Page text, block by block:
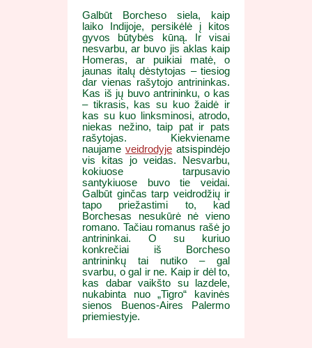
Galbūt Borcheso siela, kaip
laiko Indijoje, persikėlė į kitos
gyvos būtybės kūną. Ir visai
nesvarbu, ar buvo jis aklas kaip
Homeras, ar puikiai matė, o
jaunas italų dėstytojas – tiesiog
dar vienas rašytojo antrininkas.
Kas iš jų buvo antrininku, o kas
– tikrasis, kas su kuo žaidė ir
kas su kuo linksminosi, atrodo,
niekas nežino, taip pat ir pats
rašytojas. Kiekviename
naujame veidrodyje atsispindėjo
vis kitas jo veidas. Nesvarbu,
kokiuose tarpusavio
santykiuose buvo tie veidai.
Galbūt ginčas tarp veidrodžių ir
tapo priežastimi to, kad
Borchesas nesukūrė nė vieno
romano. Tačiau romanus rašė jo
antrininkai. O su kuriuo
konkrečiai iš Borcheso
antrininkų tai nutiko – gal
svarbu, o gal ir ne. Kaip ir dėl to,
kas dabar vaikšto su lazdele,
nukabinta nuo „Tigro“ kavinės
sienos Buenos-Aires Palermo
priemiestyje.